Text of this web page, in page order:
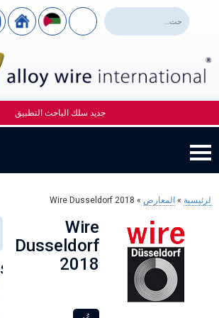
جديد سلك الباحث التطبيق
لرئيسية » المعارض »
Wire Dusseldorf 2018
Wire
Dusseldorf
2018
Alloy Wire
International
to toast its
Strengthening
Connections